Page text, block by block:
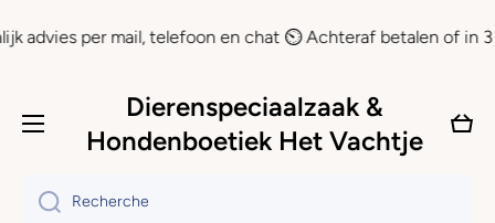
Ignorer et passer au contenu
per mail, telefoon en chat ⏲ Achteraf betalen of in 3 delen
Dierenspeciaalzaak &
Hondenboetiek Het Vachtje
Recherche